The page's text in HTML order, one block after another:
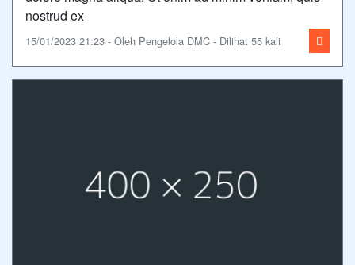
nostrud ex
15/01/2023 21:23 - Oleh Pengelola DMC - Dilihat 55 kali